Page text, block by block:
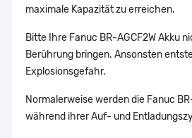
maximale Kapazität zu erreichen.
Bitte Ihre Fanuc BR-AGCF2W Akku
Berührung bringen. Ansonsten
Explosionsgefahr.
Normalerweise werden die Fanuc
während ihrer Auf- und